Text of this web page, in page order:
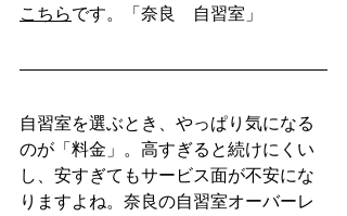
こちらです。「奈良　自習室」
自習室を選ぶとき、やっぱり気になる
のが「料金」。高すぎると続けにくい
し、安すぎてもサービス面が不安にな
りますよね。奈良の自習室オーバーレ